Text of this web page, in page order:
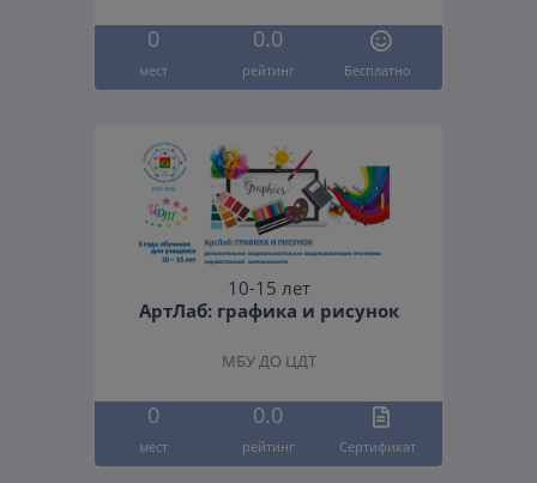
0 0.0
мест рейтинг Бесплатно
10-15 лет
АртЛаб: графика и рисунок
МБУ ДО ЦДТ
0 0.0
мест рейтинг Cертификат